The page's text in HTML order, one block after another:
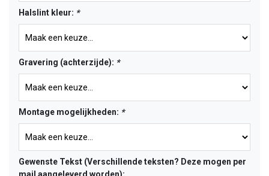
Halslint kleur: *
Gravering (achterzijde): *
Montage mogelijkheden: *
Gewenste Tekst (Verschillende teksten? Deze mogen per